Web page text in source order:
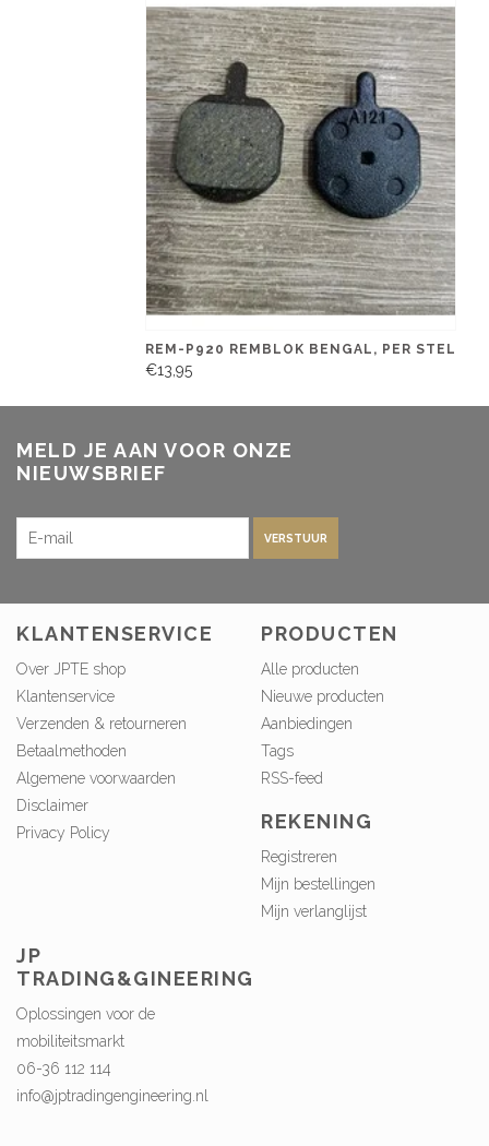
REM-P920 REMBLOK BENGAL, PER STEL
€13,95
MELD JE AAN VOOR ONZE
NIEUWSBRIEF
VERSTUUR
KLANTENSERVICE
Over JPTE shop
Klantenservice
Verzenden & retourneren
Betaalmethoden
Algemene voorwaarden
Disclaimer
Privacy Policy
PRODUCTEN
Alle producten
Nieuwe producten
Aanbiedingen
Tags
RSS-feed
REKENING
Registreren
Mijn bestellingen
Mijn verlanglijst
JP
TRADING&GINEERING
Oplossingen voor de
mobiliteitsmarkt
06-36 112 114
info@jptradingengineering.nl